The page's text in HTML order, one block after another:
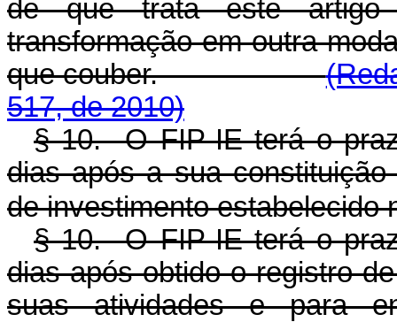
de que trata este artigo
transformação em outra
que couber.
517, de 2010)
§ 10. O FIP-IE terá o
dias após a sua
de investimento estabelecido
§ 10. O FIP-IE terá o
dias após obtido o registro
suas atividades e para